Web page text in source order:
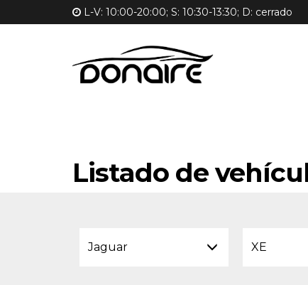
L-V: 10:00-20:00; S: 10:30-13:30; D: cerrado
Listado de
Jaguar XE